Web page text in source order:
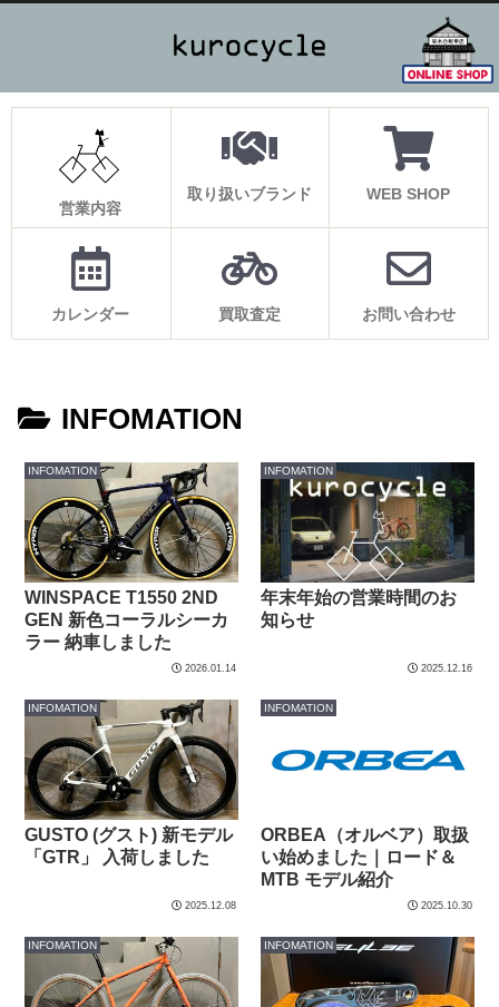
営業内容
取り扱いブランド WEB SHOP
カレンダー 買取査定 お問い合わせ
INFOMATION
INFOMATION
WINSPACE T1550 2ND
GEN 新色コーラルシーカ
ラー 納車しました
2026.01.14
INFOMATION
年末年始の営業時間のお
知らせ
2025.12.16
INFOMATION
GUSTO (グスト) 新モデル
「GTR」 入荷しました
2025.12.08
INFOMATION
ORBEA（オルベア）取扱
い始めました｜ロード＆
MTB モデル紹介
2025.10.30
INFOMATION INFOMATION